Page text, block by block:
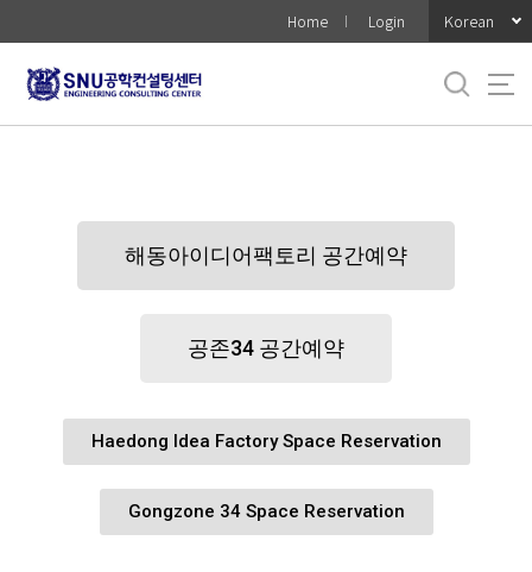
로
메
Home Login Korean
해동아이디어팩토리 공간예약
공존34 공간예약
Haedong Idea Factory Space Reservation
Gongzone 34 Space Reservation